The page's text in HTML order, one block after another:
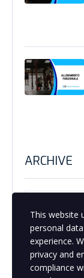
ARCHIVE
Archive
This website
personal
experience.
privacy and
compliance